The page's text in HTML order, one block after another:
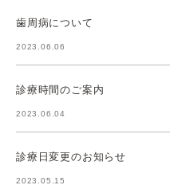
歯周病について
2023.06.06
診療時間のご案内
2023.06.04
診療日変更のお知らせ
2023.05.15